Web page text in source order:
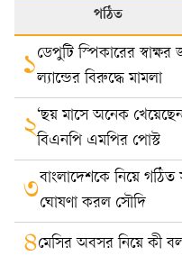
পঠিত
১ডেপুটি স্পিকারের
ল্যান্ডের বিরুদ্ধে মামলা
২‘ছয় মাসে অনেক
বিএনপি এমপির পোস্ট
৩বাংলাদেশকে নিয়ে গঠিত
ঘোষণা করল সৌদি
৪মেসির অবসর নিয়ে কী